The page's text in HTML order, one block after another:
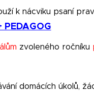
k nácviku psaní
PEDAGOG
zvoleného ročníku
domácích úkolů,